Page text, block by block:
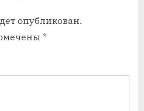
опубликован.
*